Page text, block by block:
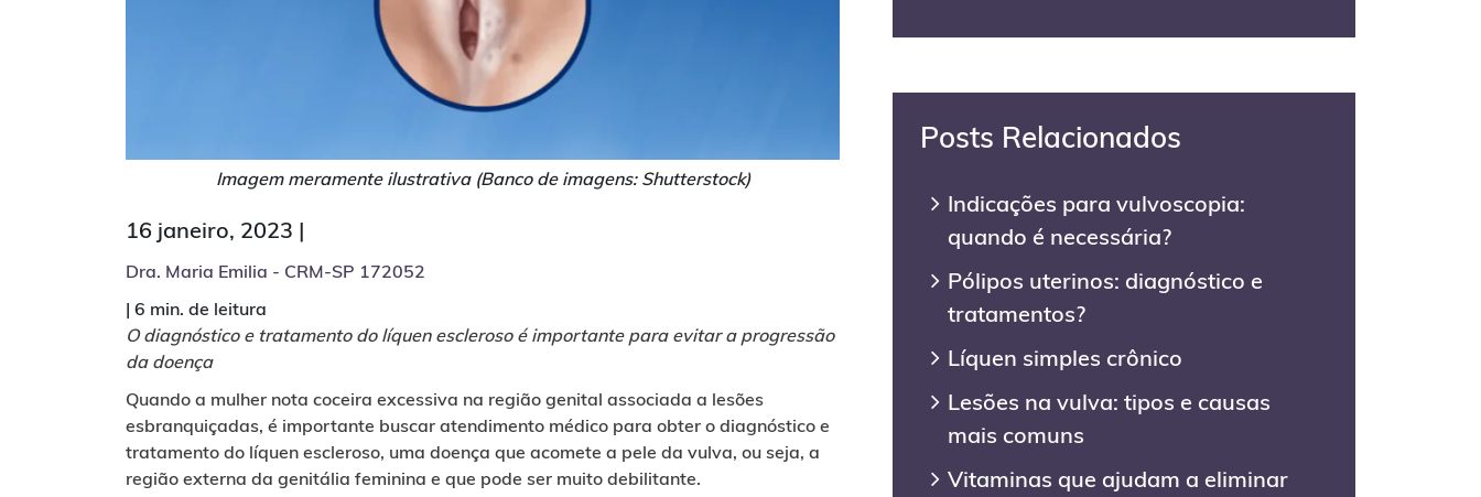
Imagem meramente ilustrativa (Banco de imagens: Shutterstock)
16 janeiro, 2023 |
Dra. Maria Emilia - CRM-SP 172052
| 6 min. de leitura
O diagnóstico e tratamento do líquen escleroso é importante para evitar a progressão
da doença
Quando a mulher nota coceira excessiva na região genital associada a lesões
esbranquiçadas, é importante buscar atendimento médico para obter o diagnóstico e
tratamento do líquen escleroso, uma doença que acomete a pele da vulva, ou seja, a
região externa da genitália feminina e que pode ser muito debilitante.
Posts Relacionados
Indicações para vulvoscopia:
quando é necessária?
Pólipos uterinos: diagnóstico e
tratamentos?
Líquen simples crônico
Lesões na vulva: tipos e causas
mais comuns
Vitaminas que ajudam a eliminar